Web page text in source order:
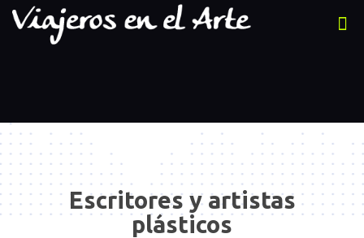
Escritores y artistas
plásticos